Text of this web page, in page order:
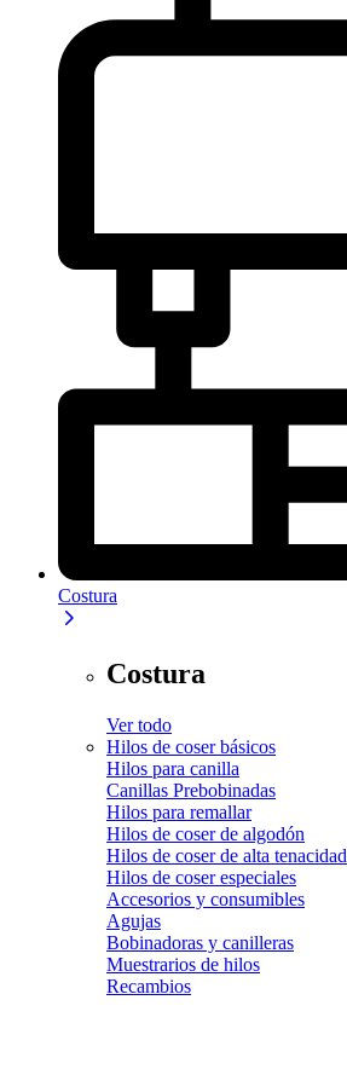
Costura
Costura
Ver todo
Hilos de coser básicos
Hilos para canilla
Canillas Prebobinadas
Hilos para remallar
Hilos de coser de algodón
Hilos de coser de alta tenacidad
Hilos de coser especiales
Accesorios y consumibles
Agujas
Bobinadoras y canilleras
Muestrarios de hilos
Recambios